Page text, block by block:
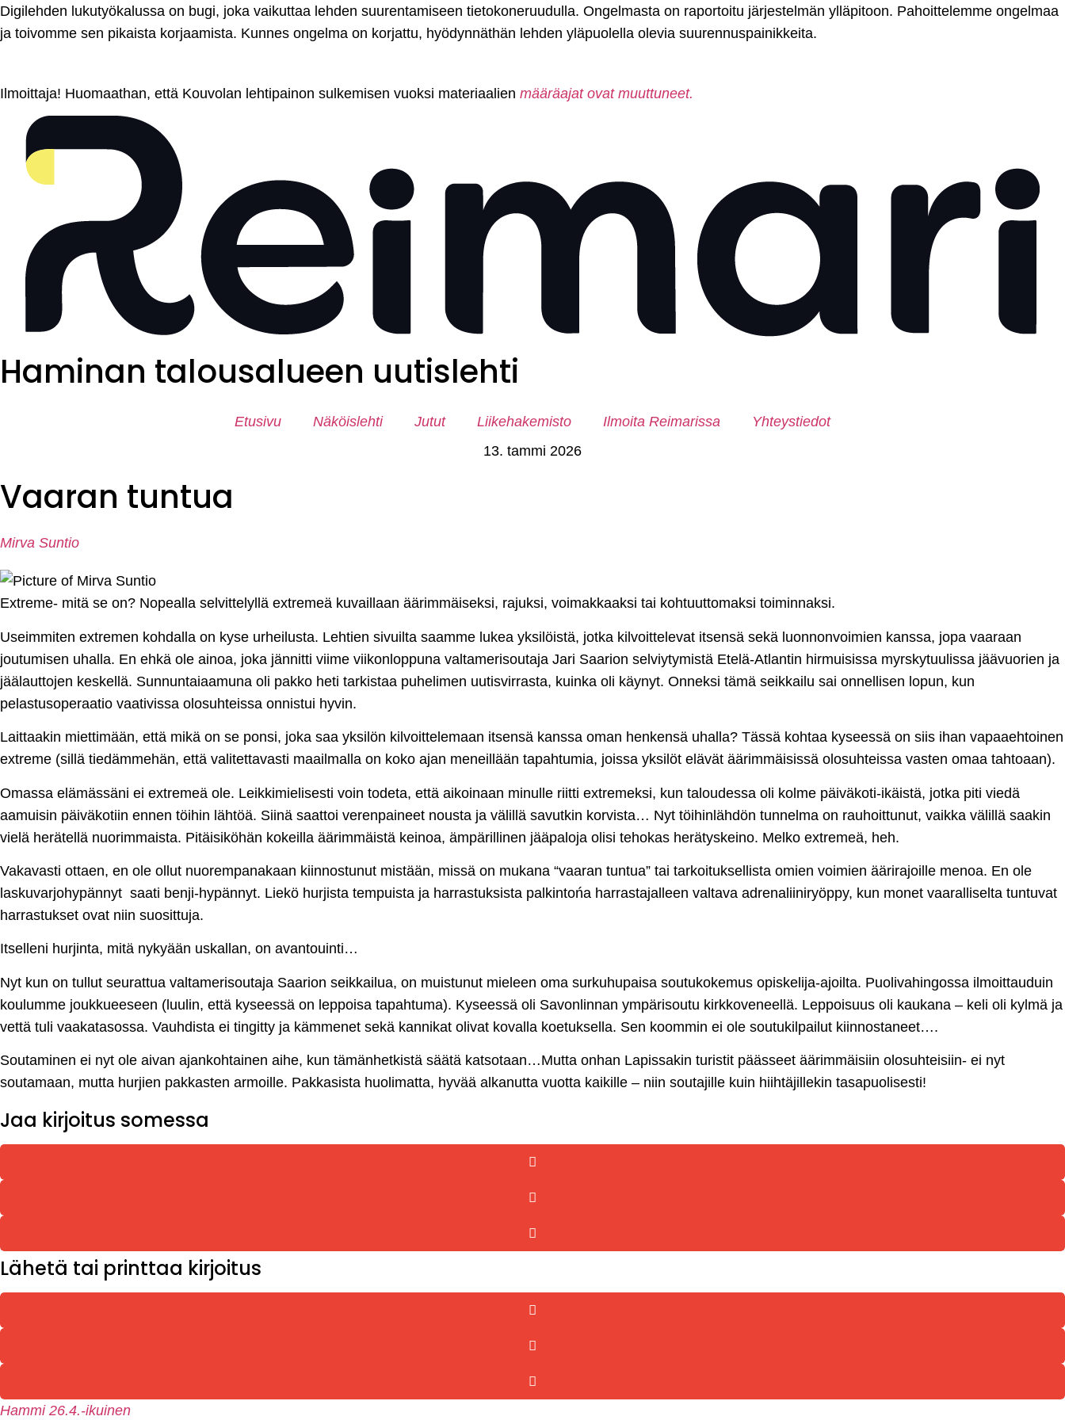
Mene
sisältöön
Digilehden lukutyökalussa on bugi, joka vaikuttaa lehden suurentamiseen tietokoneruudulla. Ongelmasta on raportoitu järjestelmän ylläpitoon. Pahoittelemme ongelmaa
ja toivomme sen pikaista korjaamista. Kunnes ongelma on korjattu, hyödynnäthän lehden yläpuolella olevia suurennuspainikkeita.
Ilmoittaja! Huomaathan, että Kouvolan lehtipainon sulkemisen vuoksi materiaalien määräajat ovat muuttuneet.
Haminan talousalueen uutislehti
Etusivu Näköislehti Jutut Liikehakemisto Ilmoita Reimarissa
Yhteystiedot
13. tammi 2026
Vaaran tuntua
Mirva Suntio
Extreme- mitä se on? Nopealla selvittelyllä extremeä kuvaillaan äärimmäiseksi, rajuksi, voimakkaaksi tai kohtuuttomaksi toiminnaksi.
Useimmiten extremen kohdalla on kyse urheilusta. Lehtien sivuilta saamme lukea yksilöistä, jotka kilvoittelevat itsensä sekä luonnonvoimien kanssa, jopa vaaraan
joutumisen uhalla. En ehkä ole ainoa, joka jännitti viime viikonloppuna valtamerisoutaja Jari Saarion selviytymistä Etelä-Atlantin hirmuisissa myrskytuulissa jäävuorien ja
jäälauttojen keskellä. Sunnuntaiaamuna oli pakko heti tarkistaa puhelimen uutisvirrasta, kuinka oli käynyt. Onneksi tämä seikkailu sai onnellisen lopun, kun
pelastusoperaatio vaativissa olosuhteissa onnistui hyvin.
Laittaakin miettimään, että mikä on se ponsi, joka saa yksilön kilvoittelemaan itsensä kanssa oman henkensä uhalla? Tässä kohtaa kyseessä on siis ihan vapaaehtoinen
extreme (sillä tiedämmehän, että valitettavasti maailmalla on koko ajan meneillään tapahtumia, joissa yksilöt elävät äärimmäisissä olosuhteissa vasten omaa tahtoaan).
Omassa elämässäni ei extremeä ole. Leikkimielisesti voin todeta, että aikoinaan minulle riitti extremeksi, kun taloudessa oli kolme päiväkoti-ikäistä, jotka piti viedä
aamuisin päiväkotiin ennen töihin lähtöä. Siinä saattoi verenpaineet nousta ja välillä savutkin korvista… Nyt töihinlähdön tunnelma on rauhoittunut, vaikka välillä saakin
vielä herätellä nuorimmaista. Pitäisiköhän kokeilla äärimmäistä keinoa, ämpärillinen jääpaloja olisi tehokas herätyskeino. Melko extremeä, heh.
Vakavasti ottaen, en ole ollut nuorempanakaan kiinnostunut mistään, missä on mukana “vaaran tuntua” tai tarkoituksellista omien voimien äärirajoille menoa. En ole
laskuvarjohypännyt saati benji-hypännyt. Liekö hurjista tempuista ja harrastuksista palkintońa harrastajalleen valtava adrenaliiniryöppy, kun monet vaaralliselta tuntuvat
harrastukset ovat niin suosittuja.
Itselleni hurjinta, mitä nykyään uskallan, on avantouinti…
Nyt kun on tullut seurattua valtamerisoutaja Saarion seikkailua, on muistunut mieleen oma surkuhupaisa soutukokemus opiskelija-ajoilta. Puolivahingossa ilmoittauduin
koulumme joukkueeseen (luulin, että kyseessä on leppoisa tapahtuma). Kyseessä oli Savonlinnan ympärisoutu kirkkoveneellä. Leppoisuus oli kaukana – keli oli kylmä ja
vettä tuli vaakatasossa. Vauhdista ei tingitty ja kämmenet sekä kannikat olivat kovalla koetuksella. Sen koommin ei ole soutukilpailut kiinnostaneet….
Soutaminen ei nyt ole aivan ajankohtainen aihe, kun tämänhetkistä säätä katsotaan…Mutta onhan Lapissakin turistit päässeet äärimmäisiin olosuhteisiin- ei nyt
soutamaan, mutta hurjien pakkasten armoille. Pakkasista huolimatta, hyvää alkanutta vuotta kaikille – niin soutajille kuin hiihtäjillekin tasapuolisesti!
Jaa kirjoitus somessa
Lähetä tai printtaa kirjoitus
Hammi 26.4.-ikuinen